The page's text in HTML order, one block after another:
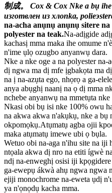
制成。
Cox & Cox Nke a bụ
изготвлен из хлопka,
na-acha anụnụ anụnụ sitere
polyester na teak.Na-adịgide
kachasị mma maka ihe omume
n'ime ụlọ ozugbo anyanwụ dara.
Nke a nke oge a na polyester
dị ngwa ma dị mfe ịgbakọta ma
na ị na-azụta ego, nhọrọ a ga-
anya abụghị naanị na ọ dị mma
nchebe anyanwụ na mmetụta nke
Nkasi obi bụ isi nke 100% owu
na akwa akwa n'akụkụ, nke a
okpomọkụ.Atụmatụ agba ojii
maka atụmatụ imewe ubi ọ bụla.
Wetuo obi na-aga n'ihu site na
ntọala akwa dị nro na etiti ígwè
ndị na-enweghị osisi iji
ga-ewepụ ákwà ahụ ngwa ngwa
ejiji monochrome na-eweta ụdị
ya n'ọnọdụ kacha mma.